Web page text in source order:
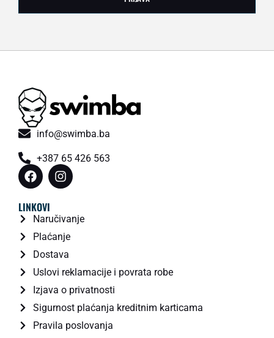
info@swimba.ba
+387 65 426 563
LINKOVI
Naručivanje
Plaćanje
Dostava
Uslovi reklamacije i povrata robe
Izjava o privatnosti
Sigurnost plaćanja kreditnim karticama
Pravila poslovanja